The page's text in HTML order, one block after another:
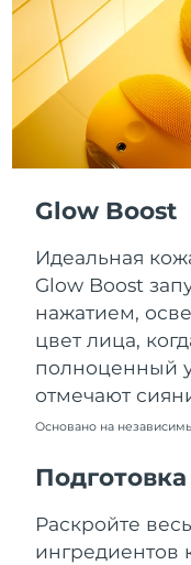
Glow Boost
Идеальная
Glow Boost
нажатием,
цвет лица,
полноценный
отмечают
Основано на
Раскройте
ингредиентов
Польша
Португалия
Пуэрто-Рико
Катар
Реюньон
Румыния
Россия
Саудовская
Сингапур